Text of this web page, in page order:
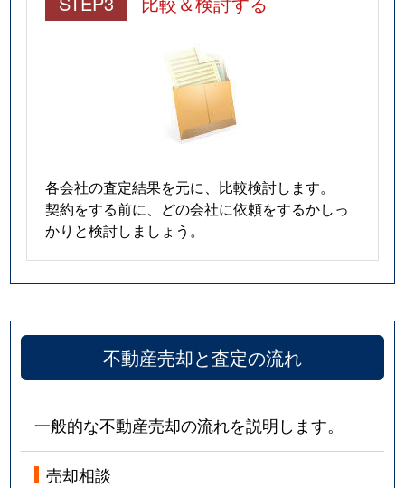
各会社の査定結果を元に、比較検討します。
契約をする前に、どの会社に依頼をするかしっ
かりと検討しましょう。
不動産売却と査定の流れ
一般的な不動産売却の流れを説明します。
売却相談